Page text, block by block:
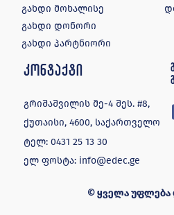
გახდი მოხალისე
გახდი დონორი
გახდი პარტნიორი
კონტაქტი
გრიშაშვილის მე-4 შეს. #8,
ქუთაისი, 4600, საქართველო
ტელ:0431 25 13 30
ელ ფოსტა: info@edec.ge
© ყველა უფლება